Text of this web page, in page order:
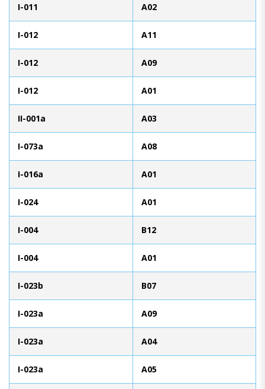
I-011 A02
I-012 A11
I-012 A09
I-012 A01
II-001a A03
I-073a A08
I-016a A01
I-024 A01
I-004 B12
I-004 A01
I-023b B07
I-023a A09
I-023a A04
I-023a A05